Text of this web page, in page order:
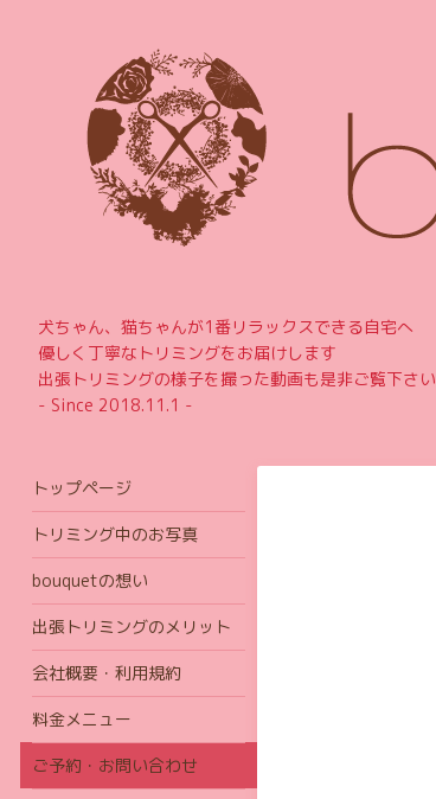
犬ちゃん、猫ちゃんが1番リラックスできる自宅へ
優しく丁寧なトリミングをお届けします
出張トリミングの様子を撮った動画も是非ご覧下さい
- Since 2018.11.1 -
トップページ
トリミング中のお写真
bouquetの想い
出張トリミングのメリット
会社概要・利用規約
料金メニュー
ご予約・お問い合わせ